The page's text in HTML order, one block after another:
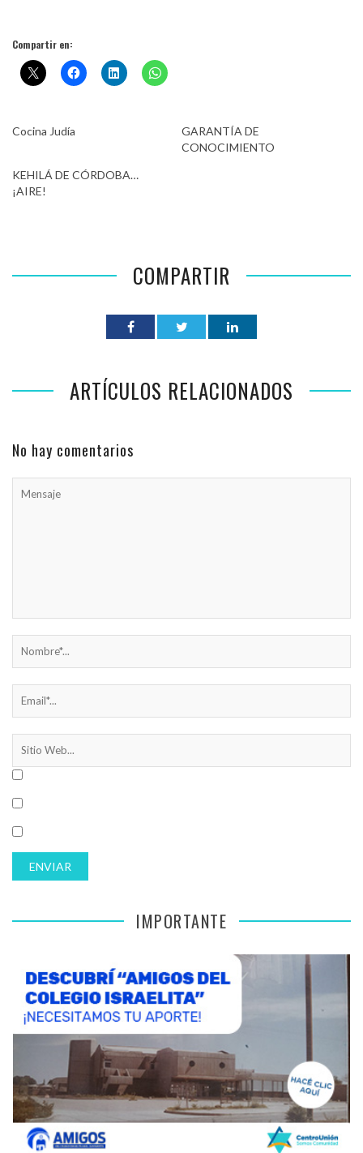
Compartir en:
Cocina Judía
GARANTÍA DE
CONOCIMIENTO
KEHILÁ DE CÓRDOBA…
¡AIRE!
COMPARTIR
ARTÍCULOS RELACIONADOS
No hay comentarios
IMPORTANTE